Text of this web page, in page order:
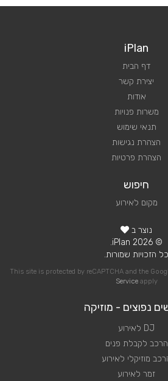
iPlan
דף הבית
יצירת קשר
אודות
משרות פנויות
תנאי שימוש
הצהרת נגישות
הצהרת פרטיות
חיפוש
מקום לאירוע
נוצר ב
© 2026 iPlan.
כל הזכויות שמורות.
This site is protected by reCAPTCHA and the
Serviceapply
נפוצים - מוזיקה
DJ לאירוע
הרכב לקבלת פנים
מוזיקלי לאירוע
זמר לאירוע